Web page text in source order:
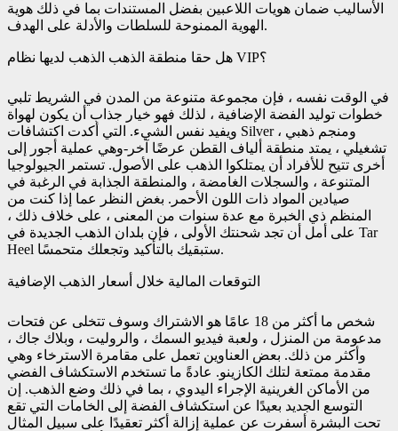
الأساليب ضمان هويات اللاعبين بفضل المستندات بما في ذلك هوية
الهوية الممنوحة للسلطات والأدلة على الهدف.
هل حقا منطقة الذهب الذهب لديها نظام VIP؟
في الوقت نفسه ، فإن مجموعة متنوعة من المدن في الشريط تلبي
خطوات توليد الفضة الإضافية ، لذلك فهو خيار جذاب أن يكون لهواة
ويفيد نفس الشيء. التي أكدت اكتشافات Silver ، ومنجم ذهبي
تشغيلي ، يمتد منطقة ألياف القطن عرضًا آخر-وهي عملية أجور إلى
أخرى تتيح للأفراد أن يمتلكوا الذهب على الأصول. تستمر الجيولوجيا
المتنوعة ، والسجلات الغامضة ، والمنطقة الجذابة في الرغبة في
صيادين المواد ذات اللون الأحمر. بغض النظر عما إذا كنت من
المنظم ذي الخبرة مع عدة سنوات من المعنى ، على خلاف ذلك ،
على أمل أن تجد شحنتك الأولى ، فإن بلدان الذهب الجديدة في Tar
Heel ستبقيك بالتأكيد وتجعلك متحمسًا.
التوقعات المالية خلال أسعار الذهب الإضافية
شخص ما أكثر من 18 عامًا هو الاشتراك وسوف تتخلى عن فتحات
مدعومة من المنزل ، ولعبة فيديو السمك ، والروليت ، وبلاك جاك ،
وأكثر من ذلك. بعض العناوين تعمل على مقامرة الاسترخاء وهي
مقدمة ممتعة لتلك الكازينو. عادةً ما تستخدم الاستكشاف الفضي
من الأماكن الغرينية الإجراء اليدوي ، بما في ذلك وضع الذهب. إن
التوسع الجديد بعيدًا عن استكشاف الفضة إلى الخامات التي تقع
تحت البشرة أسفرت عن عملية إزالة أكثر تعقيدًا على سبيل المثال